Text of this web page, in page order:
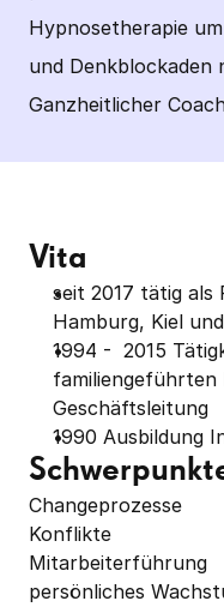
Hypnosetherapie
und Denkblockaden
Ganzheitlicher
Vita
seit 2017 tätig als
Hamburg, Kiel
1994 -  2015
Geschäftsleitung
1990 Ausbildung
Changeprozesse
Konflikte
Mitarbeiterführung
persönliches